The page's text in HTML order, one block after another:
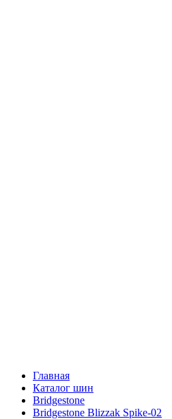
Главная
Каталог шин
Bridgestone
Bridgestone Blizzak Spike-02